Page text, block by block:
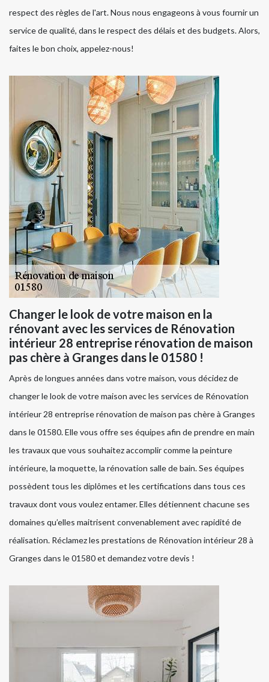
respect des règles de l'art. Nous nous engageons à vous fournir un
service de qualité, dans le respect des délais et des budgets. Alors,
faites le bon choix, appelez-nous!
Changer le look de votre maison en la
rénovant avec les services de Rénovation
intérieur 28 entreprise rénovation de maison
pas chère à Granges dans le 01580 !
Après de longues années dans votre maison, vous décidez de
changer le look de votre maison avec les services de Rénovation
intérieur 28 entreprise rénovation de maison pas chère à Granges
dans le 01580. Elle vous offre ses équipes afin de prendre en main
les travaux que vous souhaitez accomplir comme la peinture
intérieure, la moquette, la rénovation salle de bain. Ses équipes
possèdent tous les diplômes et les certifications dans tous ces
travaux dont vous voulez entamer. Elles détiennent chacune ses
domaines qu’elles maitrisent convenablement avec rapidité de
réalisation. Réclamez les prestations de Rénovation intérieur 28 à
Granges dans le 01580 et demandez votre devis !